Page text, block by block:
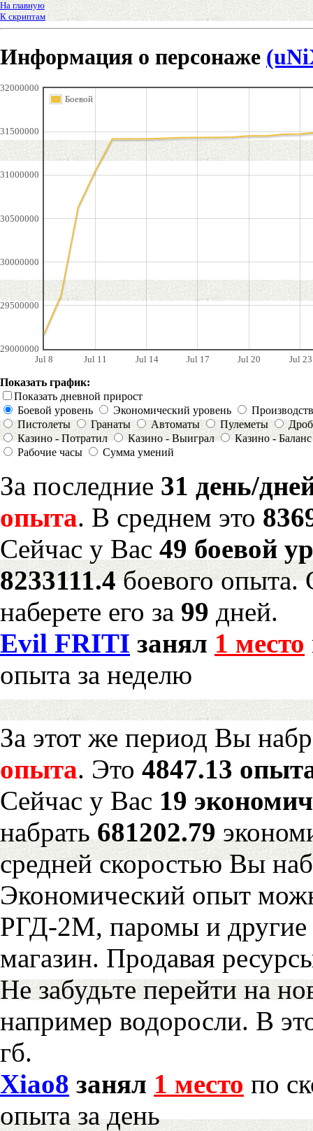
На главную
К скриптам
Информация о персонаже
Jul 8 Jul 11 Jul 14 Jul 17 Jul 20 Jul 23
29000000
29500000
30000000
30500000
31000000
31500000
32000000
Боевой
Показать график:
Показать дневной прирост
Боевой уровень
Экономический уровень
Пистолеты
Гранаты Автоматы Пулеметы
Казино - Потратил
Казино - Выиграл
Казино - Баланс
Рабочие часы
Сумма умений
За последние 31 день/
опыта. В среднем это
Сейчас у Вас 49 боевой
8233111.4боевого опыта.
наберете его за 99 дней.
Evil FRITI занял 1 место
опыта за неделю
За этот же период Вы
опыта. Это 4847.13
Сейчас у Вас 19
набрать681202.79
средней скоростью Вы
Экономический опыт
РГД-2М, паромы и другие
магазин. Продавая
Не забудьте перейти на
например водоросли. В
гб.
Xiao8 занял 1 место по
опыта за день